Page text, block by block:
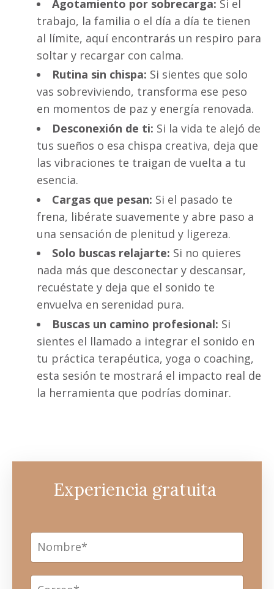
Agotamiento por sobrecarga: Si el
trabajo, la familia o el día a día te tienen
al límite, aquí encontrarás un respiro para
soltar y recargar con calma.
Rutina sin chispa: Si sientes que solo
vas sobreviviendo, transforma ese peso
en momentos de paz y energía renovada.
Desconexión de ti: Si la vida te alejó de
tus sueños o esa chispa creativa, deja que
las vibraciones te traigan de vuelta a tu
esencia.
Cargas que pesan: Si el pasado te
frena, libérate suavemente y abre paso a
una sensación de plenitud y ligereza.
Solo buscas relajarte: Si no quieres
nada más que desconectar y descansar,
recuéstate y deja que el sonido te
envuelva en serenidad pura.
Buscas un camino profesional: Si
sientes el llamado a integrar el sonido en
tu práctica terapéutica, yoga o coaching,
esta sesión te mostrará el impacto real de
la herramienta que podrías dominar.
Experiencia gratuita